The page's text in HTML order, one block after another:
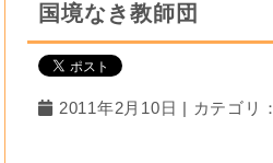
国境なき教師団
2011年2月10日 | カテゴリ：